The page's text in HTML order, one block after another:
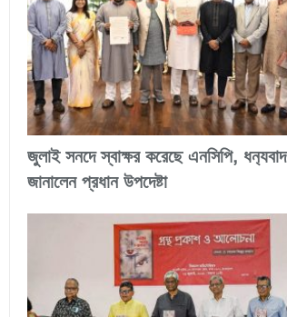
জুলাই সনদে স্বাক্ষর করেছে এনসিপি, ধন‍্যবাদ
জানালেন প্রধান উপদেষ্টা